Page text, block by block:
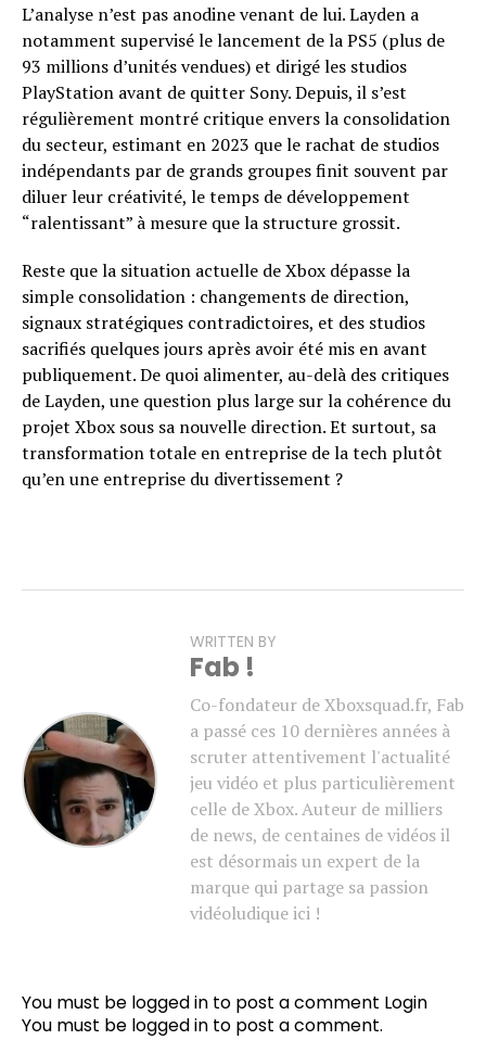
L’analyse n’est pas anodine venant de lui. Layden a
notamment supervisé le lancement de la PS5 (plus de
93 millions d’unités vendues) et dirigé les studios
PlayStation avant de quitter Sony. Depuis, il s’est
régulièrement montré critique envers la consolidation
du secteur, estimant en 2023 que le rachat de studios
indépendants par de grands groupes finit souvent par
diluer leur créativité, le temps de développement
“ralentissant” à mesure que la structure grossit.
Reste que la situation actuelle de Xbox dépasse la
simple consolidation : changements de direction,
signaux stratégiques contradictoires, et des studios
sacrifiés quelques jours après avoir été mis en avant
publiquement. De quoi alimenter, au-delà des critiques
de Layden, une question plus large sur la cohérence du
projet Xbox sous sa nouvelle direction. Et surtout, sa
transformation totale en entreprise de la tech plutôt
qu’en une entreprise du divertissement ?
WRITTEN BY
Fab !
Co-fondateur de Xboxsquad.fr, Fab
a passé ces 10 dernières années à
scruter attentivement l'actualité
jeu vidéo et plus particulièrement
celle de Xbox. Auteur de milliers
de news, de centaines de vidéos il
est désormais un expert de la
marque qui partage sa passion
vidéoludique ici !
You must be logged in to post a comment Login
You must be logged in to post a comment.